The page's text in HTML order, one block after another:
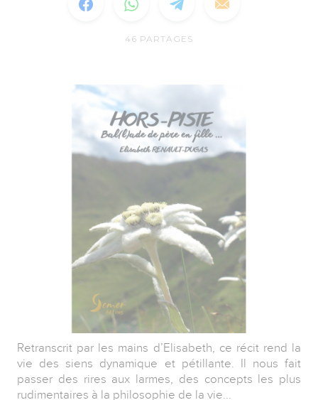
46 PARTAGES
Retranscrit par les mains d’Elisabeth, ce récit rend la
vie des siens dynamique et pétillante. Il nous fait
passer des rires aux larmes, des concepts les plus
rudimentaires à la philosophie de la vie...